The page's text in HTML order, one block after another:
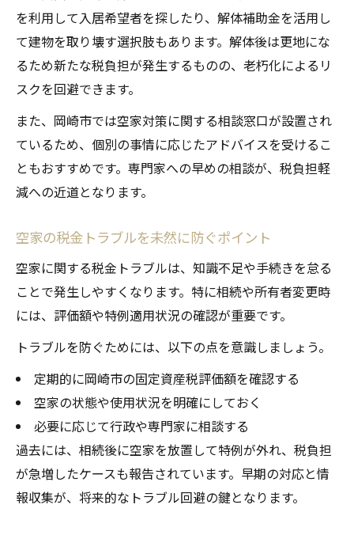
を利用して入居希望者を探したり、解体補助金を活用し
て建物を取り壊す選択肢もあります。解体後は更地にな
るため新たな税負担が発生するものの、老朽化によるリ
スクを回避できます。
また、岡崎市では空家対策に関する相談窓口が設置され
ているため、個別の事情に応じたアドバイスを受けるこ
ともおすすめです。専門家への早めの相談が、税負担軽
減への近道となります。
空家の税金トラブルを未然に防ぐポイント
空家に関する税金トラブルは、知識不足や手続きを怠る
ことで発生しやすくなります。特に相続や所有者変更時
には、評価額や特例適用状況の確認が重要です。
トラブルを防ぐためには、以下の点を意識しましょう。
定期的に岡崎市の固定資産税評価額を確認する
空家の状態や使用状況を明確にしておく
必要に応じて行政や専門家に相談する
過去には、相続後に空家を放置して特例が外れ、税負担
が急増したケースも報告されています。早期の対応と情
報収集が、将来的なトラブル回避の鍵となります。